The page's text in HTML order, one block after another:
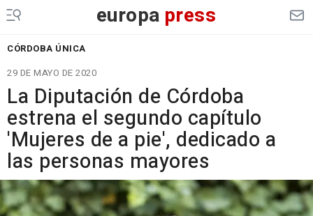
europa press
CÓRDOBA ÚNICA
29 DE MAYO DE 2020
La Diputación de Córdoba
estrena el segundo capítulo
'Mujeres de a pie', dedicado a
las personas mayores